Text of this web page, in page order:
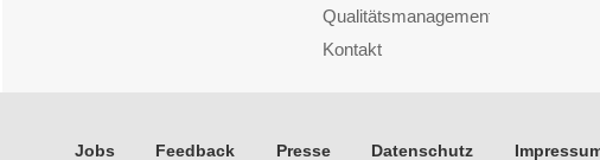
Qualitätsmanagement
Kontakt
Jobs Feedback Presse Datenschutz